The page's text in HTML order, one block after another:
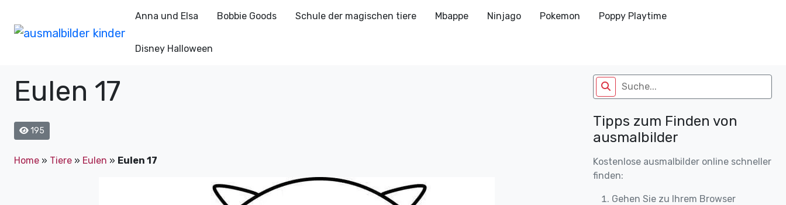
Anna und Elsa Bobbie Goods Schule der magischen tiere Mbappe Ninjago Pokemon Poppy Playtime
Disney Halloween
Eulen 17
195
Home » Tiere » Eulen » Eulen 17
Tipps zum Finden von
ausmalbilder
Kostenlose ausmalbilder online schneller
finden:
Gehen Sie zu Ihrem Browser